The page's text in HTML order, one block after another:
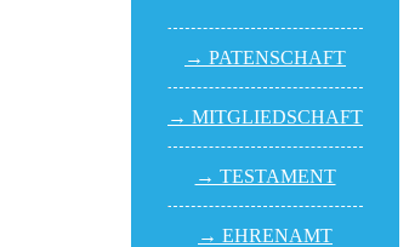
→ PATEN­SCHAFT
→ MITGLIED­SCHAFT
→ TESTA­MENT
→ EHREN­AMT